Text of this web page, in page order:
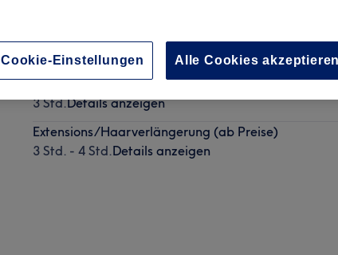
1 Std. 45 Min.Details anzeigen
Haarverdichtung (ab Preise)
3 Std.Details anzeigen
Extensions/Haarverlängerung (ab Preise)
3 Std. - 4 Std.Details anzeigen
Cookie-Einstellungen Alle Cookies